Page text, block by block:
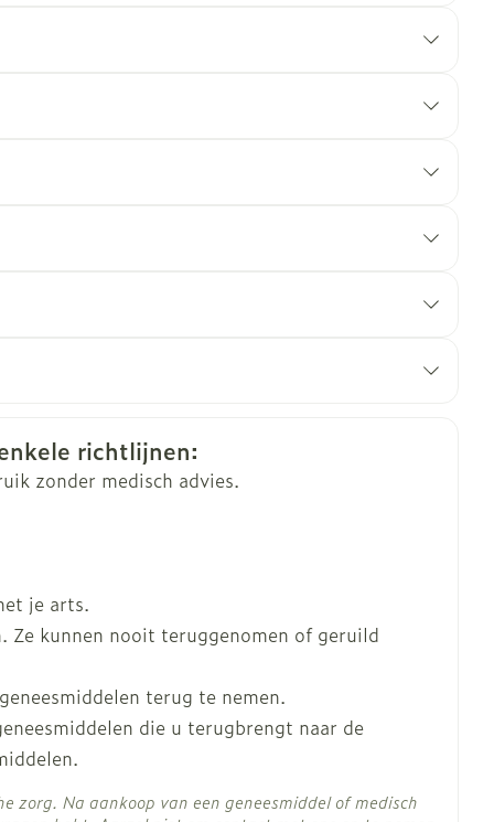
en ECGcontrole
richtlijnen:
zonder medisch advies.
je arts.
Ze kunnen nooit teruggenomen of geruild
terug te nemen.
die u terugbrengt naar de
zorg. Na aankoop van een geneesmiddel of medisch